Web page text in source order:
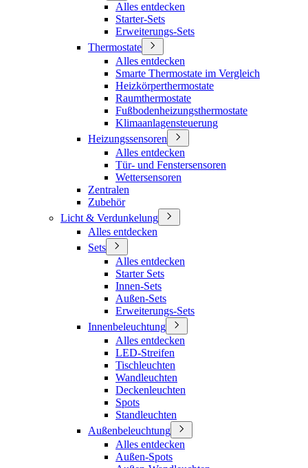
Alles entdecken
Starter-Sets
Erweiterungs-Sets
Thermostate
Alles entdecken
Smarte Thermostate im Vergleich
Heizkörperthermostate
Raumthermostate
Fußbodenheizungsthermostate
Klimaanlagensteuerung
Heizungssensoren
Alles entdecken
Tür- und Fenstersensoren
Wettersensoren
Zentralen
Zubehör
Licht & Verdunkelung
Alles entdecken
Sets
Alles entdecken
Starter Sets
Innen-Sets
Außen-Sets
Erweiterungs-Sets
Innenbeleuchtung
Alles entdecken
LED-Streifen
Tischleuchten
Wandleuchten
Deckenleuchten
Spots
Standleuchten
Außenbeleuchtung
Alles entdecken
Außen-Spots